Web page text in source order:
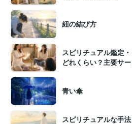
紐の結び方
スピリチュアル鑑定
どれくらい？主要サ
青い傘
スピリチュアルな手